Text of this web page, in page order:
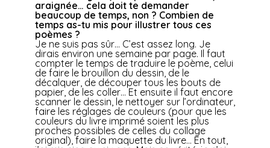
araignée… cela doit te demander
beaucoup de temps, non ? Combien de
temps as-tu mis pour illustrer tous ces
poèmes ?
Je ne suis pas sûr… C’est assez long. Je
dirais environ une semaine par page. Il faut
compter le temps de traduire le poème, celui
de faire le brouillon du dessin, de le
décalquer, de découper tous les bouts de
papier, de les coller… Et ensuite il faut encore
scanner le dessin, le nettoyer sur l’ordinateur,
faire les réglages de couleurs (pour que les
couleurs du livre imprimé soient les plus
proches possibles de celles du collage
original), faire la maquette du livre… En tout,